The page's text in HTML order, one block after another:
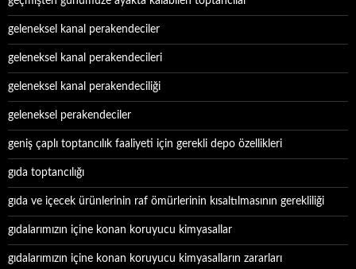
geleneksel kanal perakendeciler
geleneksel kanal perakendecileri
geleneksel kanal perakendeciliği
geleneksel perakendeciler
geniş çaplı toptancılık faaliyeti için gerekli depo özellikleri
gıda toptancılığı
gıda ve içecek ürünlerinin raf ömürlerinin kısaltılmasının gerekliliği
gıdalarımızın içine konan koruyucu kimyasallar
gıdalarımızın içine konan koruyucu kimyasalların zararları